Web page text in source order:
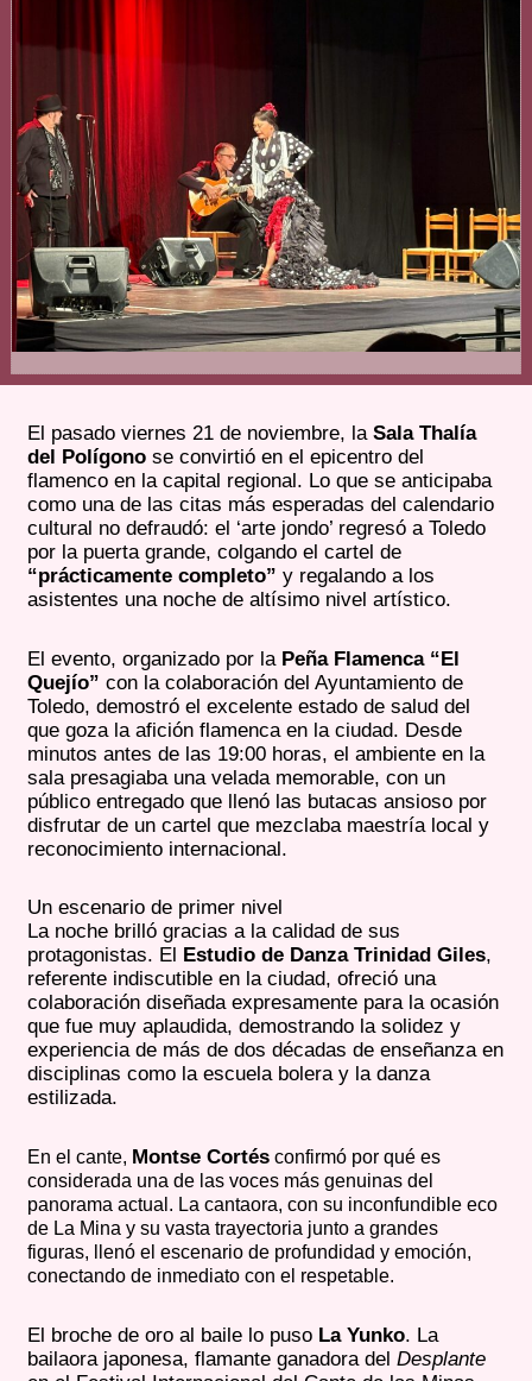
El pasado viernes 21 de noviembre, laSala Thalía
del Polígono se convirtió en el epicentro del
flamenco en la capital regional. Lo que se anticipaba
como una de las citas más esperadas del calendario
cultural no defraudó: el ‘arte jondo’ regresó a Toledo
por la puerta grande, colgando el cartel de
“prácticamente completo” y regalando a los
asistentes una noche de altísimo nivel artístico.
El evento, organizado por la Peña Flamenca “El
Quejío” con la colaboración del Ayuntamiento de
Toledo, demostró el excelente estado de salud del
que goza la afición flamenca en la ciudad. Desde
minutos antes de las 19:00 horas, el ambiente en la
sala presagiaba una velada memorable, con un
público entregado que llenó las butacas ansioso por
disfrutar de un cartel que mezclaba maestría local y
reconocimiento internacional.
Un escenario de primer nivel
La noche brilló gracias a la calidad de sus
protagonistas. El
Estudio de Danza Trinidad Giles,
referente indiscutible en la ciudad, ofreció una
colaboración diseñada expresamente para la ocasión
que fue muy aplaudida, demostrando la solidez y
experiencia de más de dos décadas de enseñanza en
disciplinas como la escuela bolera y la danza
estilizada.
En el cante, Montse Cortés confirmó por qué es
considerada una de las voces más genuinas del
panorama actual. La cantaora, con su inconfundible eco
de La Mina y su vasta trayectoria junto a grandes
figuras, llenó el escenario de profundidad y emoción,
conectando de inmediato con el respetable.
El broche de oro al baile lo puso La Yunko. La
bailaora japonesa, flamante ganadora delDesplante